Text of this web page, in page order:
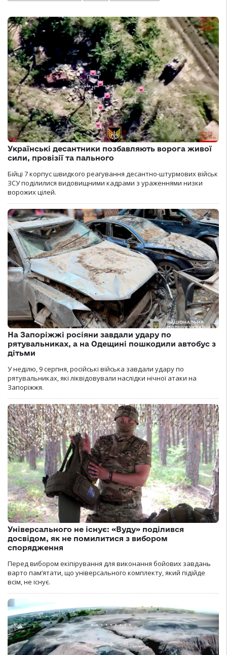
Українські десантники позбавляють ворога живої
сили, провізії та пального
Бійці 7 корпус швидкого реагування десантно-штурмових військ
ЗСУ поділилися видовищними кадрами з ураженнями низки
ворожих цілей.
На Запоріжжі росіяни завдали удару по
рятувальниках, а на Одещині пошкодили автобус з
дітьми
У неділю, 9 серпня, російські війська завдали удару по
рятувальниках, які ліквідовували наслідки нічної атаки на
Запоріжжя.
Універсального не існує: «Вуду» поділився
досвідом, як не помилитися з вибором
спорядження
Перед вибором екіпірування для виконання бойових завдань
варто пам’ятати, що універсального комплекту, який підійде
всім, не існує.